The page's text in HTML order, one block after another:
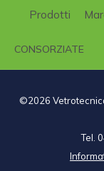
Prodotti
CONSORZIATE
©2026
Tel.